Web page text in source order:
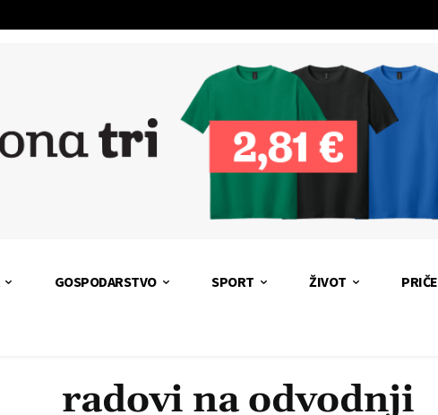
GOSPODARSTVO SPORT ŽIVOT PRIČE
radovi na odvodnji